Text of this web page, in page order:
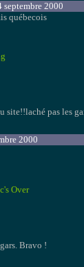
septembre 2000
québecois
site!!laché pas les
2000
Over
Bravo !